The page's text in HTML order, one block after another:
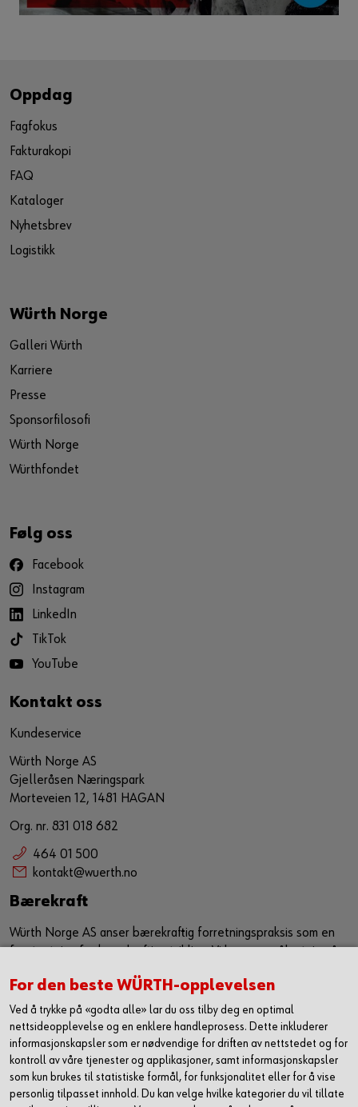
Oppdag
Fagfokus
Fakturakopi
FAQ
Kataloger
Nyhetsbrev
Logistikk
Würth Norge
Galleri Würth
Karriere
Presse
Sponsorfilosofi
Würth Norge
Würthfondet
Følg oss
Facebook
Instagram
LinkedIn
TikTok
YouTube
Kontakt oss
Kundeservice
Würth Norge AS
Gjelleråsen Næringspark
Morteveien 12, 1481 HAGAN
Org. nr. 831 018 682
464 01 500
kontakt@wuerth.no
Bærekraft
Würth Norge AS anser bærekraftig forretningspraksis som en
forutsetning for bærekraftig utvikling. Vi har som målsetning å
jobber sammen med vår eksiterende strategi for å ytterligere
forbedre, samt utvikle våre leveranser i markedet. Vi ønsker
med dette å utgjøre en positiv påvirkning både på samfunn og
miljø.
Les mer om hvordan vi jobber med HMS og
bærekraft
For den beste WÜRTH-opplevelsen
Ved å trykke på «godta alle» lar du oss tilby deg en optimal
nettsideopplevelse og en enklere handleprosess. Dette inkluderer
informasjonskapsler som er nødvendige for driften av nettstedet og for
kontroll av våre tjenester og applikasjoner, samt informasjonskapsler
som kun brukes til statistiske formål, for funksjonalitet eller for å vise
personlig tilpasset innhold. Du kan velge hvilke kategorier du vil tillate